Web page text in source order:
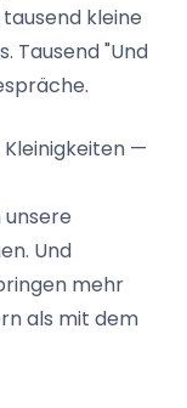
tausend kleine
Tausend "Und
Kleinigkeiten —
Und
mehr
als mit dem